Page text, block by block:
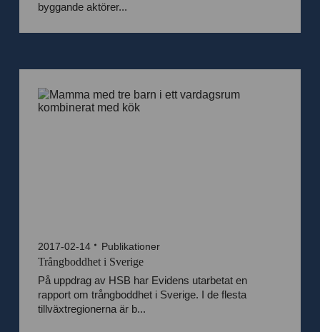
byggande aktörer...
2017-02-14 Publikationer
Trångboddhet i Sverige
På uppdrag av HSB har Evidens utarbetat en
rapport om trångboddhet i Sverige. I de flesta
tillväxtregionerna är b...